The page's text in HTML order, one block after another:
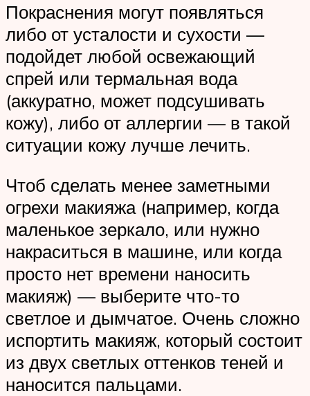
Покраснения могут появляться
либо от усталости и сухости —
подойдет любой освежающий
спрей или термальная вода
(аккуратно, может подсушивать
кожу), либо от аллергии — в такой
ситуации кожу лучше лечить.
Чтоб сделать менее заметными
огрехи макияжа (например, когда
маленькое зеркало, или нужно
накраситься в машине, или когда
просто нет времени наносить
макияж) — выберите что-то
светлое и дымчатое. Очень сложно
испортить макияж, который состоит
из двух светлых оттенков теней и
наносится пальцами.